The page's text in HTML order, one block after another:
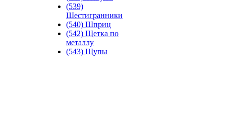
(539)
Шестигранники
(540) Шприц
(542) Щетка по
металлу
(543) Щупы